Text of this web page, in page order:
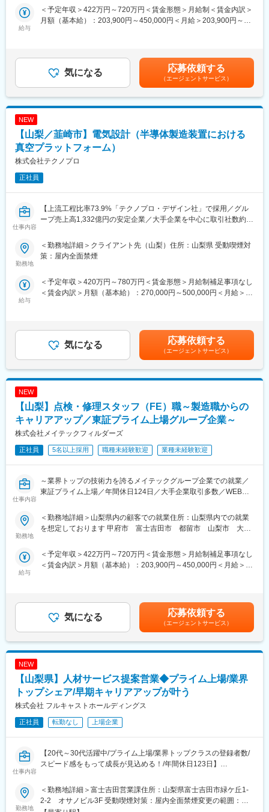
当日は、メイテックフィルダーズの事業内容や働き方、OS業態
（アウトソーシング業界）の特徴についてご説明いたします。お
■電話面談に参加するメリット
（1） OS業態のリアルな働き方が分かる 求人票だけでは分かりづ
らい「実際の働き方」「配属の考え方」「キャリア形成」につい
てご説明します。
（2） メイテックフィルダーズの強みや魅力を理解できる 研修制
ついてお伝えします。
（3） 転職すべきか迷っている段階でも参加できる 応募意思は不
要です。転職活動を始めたばかりの方や、他社と比較検討したい
方も歓迎しています。
________________________________________
■実施詳細
・所要時間：10～15分程度
・実施方法：電話
・応募意思：不要
■主な内容
・OS業態の特徴・働き方について
・配属や案件の考え方について
■メイテックフィルダーズについて
メイテックフィルダーズは、機械・電気電子・IT分野を中心に、
多様な技術領域で活躍するエンジニアを支援している企業です。
充実した研修制度やキャリアサポート体制を強みとしており、経
験者はもちろん、キャリアアップを目指す方や新たな分野へ挑戦
「まずは話だけ聞いてみたい」という方も大歓迎です。ご自身の
キャリアの選択肢を広げる機会として、ぜひお気軽にご参加くだ
さい。
変更の範囲：会社の定める業務
る事業所
給与
＜予定年収＞422万円～720万円＜賃金形態＞月給制＜賃金内訳＞
月額（基本給）：203,900円～450,000円＜月給＞203,900円～
性があります。月給(月額)は固定手当を含めた表記です。
気になる 応募依頼する
（エージェントサービス）
NEW
【山梨／韮崎市】電気設計（半導体製造装置における
真空プラットフォーム）
株式会社テクノプロ
正社員
仕事内容
【上流工程比率73.9%「テクノプロ・デザイン社」で採用／グル
ープ売上高1,332億円の安定企業／大手企業を中心に取引社数約
ての市場価値が評価指標です！】
■業務内容：顧客事業所にて半導体製造装置（成膜装置）の電気設
・構想設計及び回路設計
・ケーブルルートの設計、ケーブル製作図作成
・ケーブル設計（部品選定、ケーブル図作成、構成作成）
・回路設計（PCB、電源系統など）
・治具製作／トラブル調査
・AutoCAD、OrCAD、SPICEでの開発
・オシロスコープ、テスター、デジタルマルチメータ等での評価
【使用ツール】
AutoCAD／OrCAD／オシロスコープ／テスター／デジタルマルチ
メータ／Microsoft Office
■業務の魅力：
世界シェアNo.1製品を持つ顧客の製品開発に携わることができ、
先端技術を習得いただけます。将来の準委任化を見据え、チーム
の立ち上げや拡大といった経験ができます。将来性ある製品であ
り、中長期で落ち着いて業務を行えます。
当社では顧客グループ全体で110名を超えるエンジニアが活躍
中。半導体製造装置の開発経験者が多数おります。
イテムにより2-3名の体制となっています。
派遣契約については業務を切り出して準委任化する計画をしてい
メンバー → リーダー候補 → リーダー
※当社のエンジニア組織としては下記のポジションがございます
メンバー → チームリーダー → グループリーダー → クライアント
リーダー → ブランチリーダー
当社は年間売上が1,600億円を超える国内最大の技術ソリューショ
ン企業・テクノプログループを牽引する中核企業です。
テクノプロ・デザイン社では7,500名を超えるエンジニアを中心に
ソリューションサービスを提供しています。
勤務地
＜勤務地詳細＞クライアント先（山梨）住所：山梨県 受動喫煙対
策：屋内全面禁煙
給与
＜予定年収＞420万円～780万円＜賃金形態＞月給制補足事項なし
＜賃金内訳＞月額（基本給）：270,000円～500,000円＜月給＞
月)を支給する場合あり賃金はあくまでも目安の金額であり、選考
を通じて上下する可能性があります。月給(月額)は固定手当を含め
気になる 応募依頼する
（エージェントサービス）
NEW
【山梨】点検・修理スタッフ（FE）職～製造職からの
キャリアアップ／東証プライム上場グループ企業～
株式会社メイテックフィルダーズ
正社員 5名以上採用 職種未経験歓迎 業種未経験歓迎
仕事内容
～業界トップの技術力を誇るメイテックグループ企業での就業／
東証プライム上場／年間休日124日／大手企業取引多数／WEB面
■仕事内容
こんな想いをお持ちではありませんか？
・まだやりたいことが見つからない
・自分の技術をさらに高めていきたい
広げていきたい方々をお待ちしています！
■概要：
製品の整備や修理経験はもちろん、部品交換や点検の経験、さら
にはお客様や社外の方との折衝経験で培ったコミュニケーション
■一例：
・輸液投与システムの定期点検、保守、修理
・医療機器（ＭＲＩ／Ｘ線診断装置／
超音波診断装置／生体情報モニタなど）の据付、保守、点検、修
理
・半導体製造装置のメンテナンス
・タイヤ工場における設備保全
・車載用モーター試験機の組立、電気配線、オペレーション
■入社後ステップアップに関して：
勤務地
＜勤務地詳細＞山梨県内の顧客での就業住所：山梨県内での就業
を想定しております 甲府市 富士吉田市 都留市 山梨市 大月
る各部署及び各拠点等、当社の定める場所（詳細は就業条件明示
書に記載）
給与
＜予定年収＞422万円～720万円＜賃金形態＞月給制補足事項なし
＜賃金内訳＞月額（基本給）：203,900円～450,000円＜月給＞
を通じて上下する可能性があります。月給(月額)は固定手当を含め
た表記です。気になる 応募依頼する
（エージェントサービス）
NEW
【山梨県】人材サービス提案営業◆プライム上場/業界
トップシェア/早期キャリアアップが叶う
株式会社 フルキャストホールディングス
正社員 転勤なし 上場企業
仕事内容
【20代～30代活躍中/プライム上場/業界トップクラスの登録者数/
スピード感をもって成長が見込める！/年間休日123日】
人材をお探しの企業様に対して、仕事をお探しの求職者をご紹介
する仕事です。企業様は業種や業界を限定していないため、様々
な業界・職位の採用支援の実現が可能です。
勤務地
＜勤務地詳細＞富士吉田営業課住所：山梨県富士吉田市緑ケ丘1-
2-2 オサノビル3F 受動喫煙対策：屋内全面禁煙変更の範囲：会